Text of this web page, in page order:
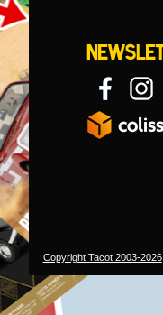
Copyright Tacot 2003-2026